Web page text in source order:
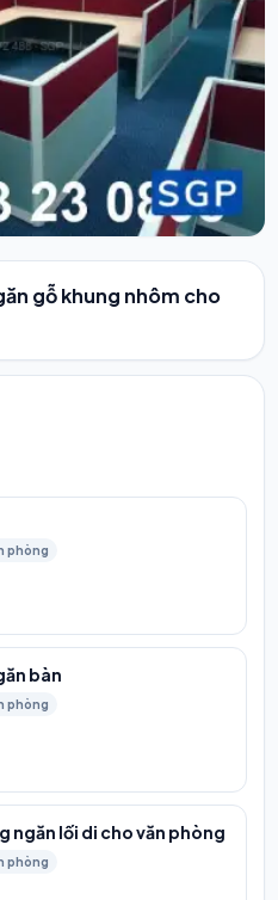
gỗ khung nhôm cho
phòng
bàn
phòng
ngăn lối di cho văn phòng
phòng